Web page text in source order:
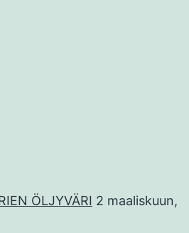
ÖLJYVÄRI 2 maaliskuun,